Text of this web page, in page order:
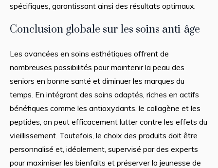
spécifiques, garantissant ainsi des résultats optimaux.
Conclusion globale sur les soins anti-âge
Les avancées en soins esthétiques offrent de
nombreuses possibilités pour maintenir la peau des
seniors en bonne santé et diminuer les marques du
temps. En intégrant des soins adaptés, riches en actifs
bénéfiques comme les antioxydants, le collagène et les
peptides, on peut efficacement lutter contre les effets du
vieillissement. Toutefois, le choix des produits doit être
personnalisé et, idéalement, supervisé par des experts
pour maximiser les bienfaits et préserver la jeunesse de